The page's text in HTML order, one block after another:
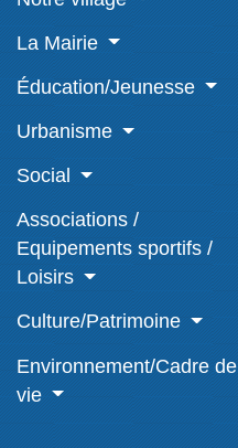
La Mairie
Éducation/Jeunesse
Urbanisme
Social
Associations /
Equipements sportifs /
Loisirs
Culture/Patrimoine
Environnement/Cadre de
vie